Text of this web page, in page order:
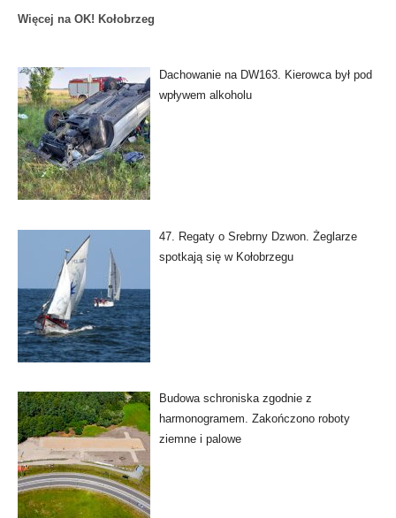
Więcej na OK! Kołobrzeg
Dachowanie na DW163. Kierowca był pod
wpływem alkoholu
47. Regaty o Srebrny Dzwon. Żeglarze
spotkają się w Kołobrzegu
Budowa schroniska zgodnie z
harmonogramem. Zakończono roboty
ziemne i palowe